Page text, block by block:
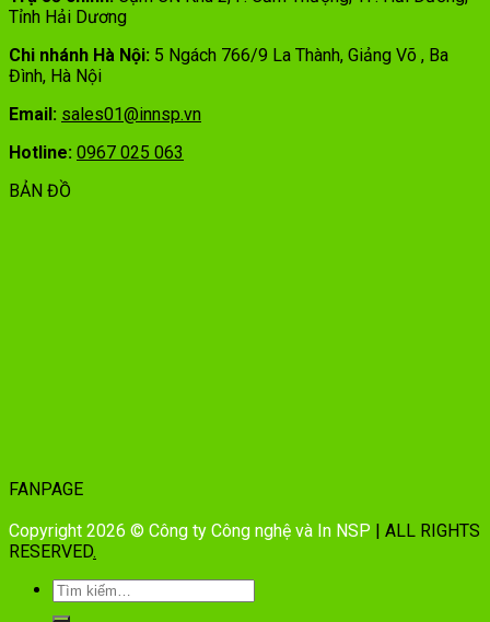
Tỉnh Hải Dương
Chi nhánh Hà Nội: 5 Ngách 766/9 La Thành, Giảng Võ , Ba
Đình, Hà Nội
Email: sales01@innsp.vn
Hotline: 0967 025 063
BẢN ĐỒ
FANPAGE
Copyright 2026 © Công ty Công nghệ và In NSP | ALL RIGHTS
RESERVED.